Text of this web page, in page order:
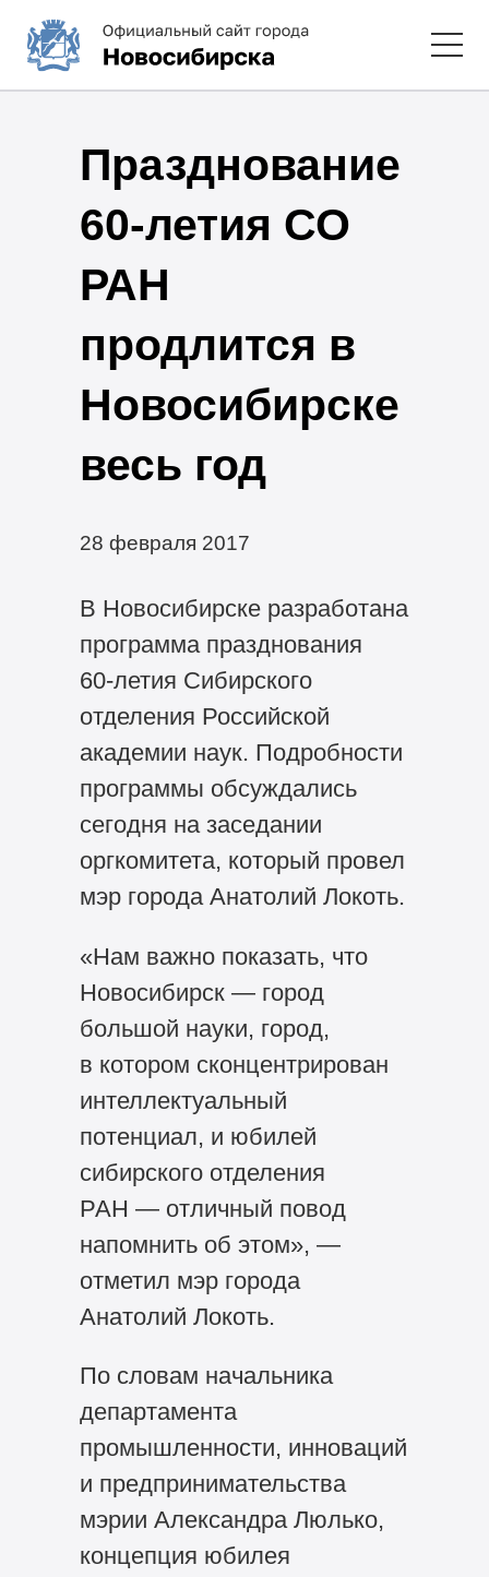
Празднование
60-летия СО
РАН
продлится в
Новосибирске
весь год
28 февраля 2017
В Новосибирске разработана
программа празднования
60-летия Сибирского
отделения Российской
академии наук. Подробности
программы обсуждались
сегодня на заседании
оргкомитета, который провел
мэр города Анатолий Локоть.
«Нам важно показать, что
Новосибирск — город
большой науки, город,
в котором сконцентрирован
интеллектуальный
потенциал, и юбилей
сибирского отделения
РАН — отличный повод
напомнить об этом», —
отметил мэр города
Анатолий Локоть.
По словам начальника
департамента
промышленности, инноваций
и предпринимательства
мэрии Александра Люлько,
концепция юбилея